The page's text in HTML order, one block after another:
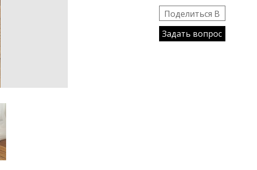
Поделиться B
Задать вопрос